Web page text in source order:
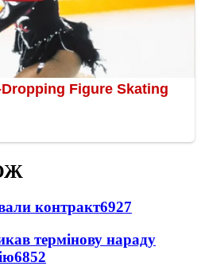
контракт6927
термінову нараду
6852